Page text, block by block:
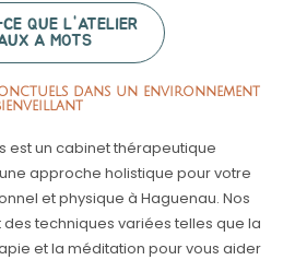
QUE L'ATELIER
A MOTS
dans un environnement
est un cabinet thérapeutique
approche holistique pour votre
et physique à Haguenau. Nos
techniques variées telles que la
et la méditation pour vous aider